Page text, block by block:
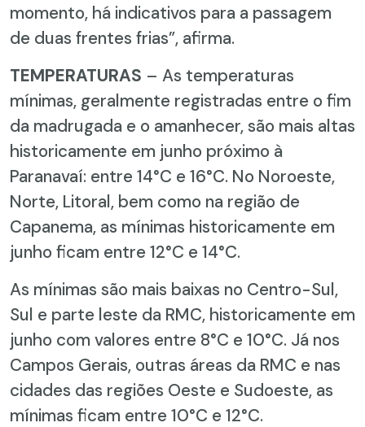
momento, há indicativos para a passagem
de duas frentes frias”, afirma.
TEMPERATURAS – As temperaturas
mínimas, geralmente registradas entre o fim
da madrugada e o amanhecer, são mais altas
historicamente em junho próximo à
Paranavaí: entre 14°C e 16°C. No Noroeste,
Norte, Litoral, bem como na região de
Capanema, as mínimas historicamente em
junho ficam entre 12°C e 14°C.
As mínimas são mais baixas no Centro-Sul,
Sul e parte leste da RMC, historicamente em
junho com valores entre 8°C e 10°C. Já nos
Campos Gerais, outras áreas da RMC e nas
cidades das regiões Oeste e Sudoeste, as
mínimas ficam entre 10°C e 12°C.